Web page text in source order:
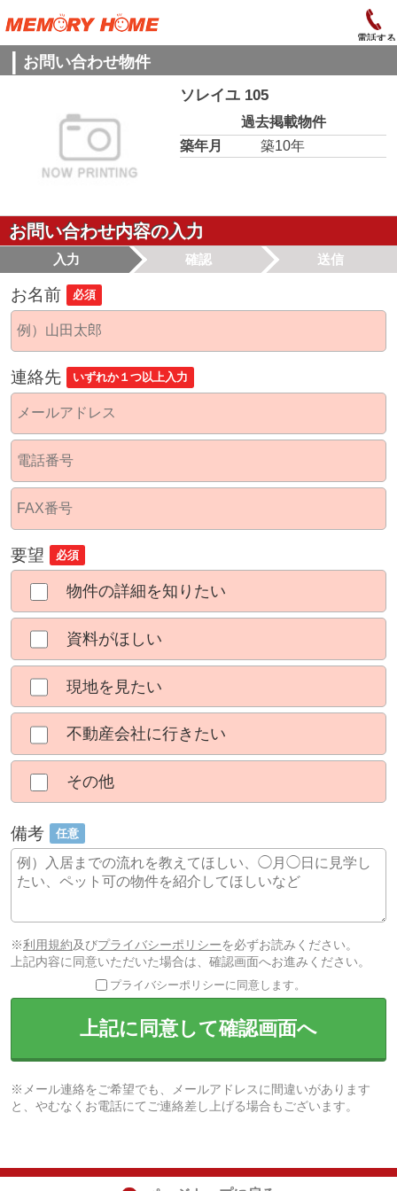
電話する
お問い合わせ物件
ソレイユ 105
過去掲載物件
築年月
築10年
お問い合わせ内容の入力
入力 確認 送信
お名前 必須
連絡先 いずれか１つ以上入力
要望 必須
物件の詳細を知りたい
資料がほしい
現地を見たい
不動産会社に行きたい
その他
備考 任意
※利用規約及びプライバシーポリシーを必ずお読みください。
上記内容に同意いただいた場合は、確認画面へお進みください。
プライバシーポリシーに同意します。
上記に同意して確認画面へ
※メール連絡をご希望でも、メールアドレスに間違いがあります
と、やむなくお電話にてご連絡差し上げる場合もございます。